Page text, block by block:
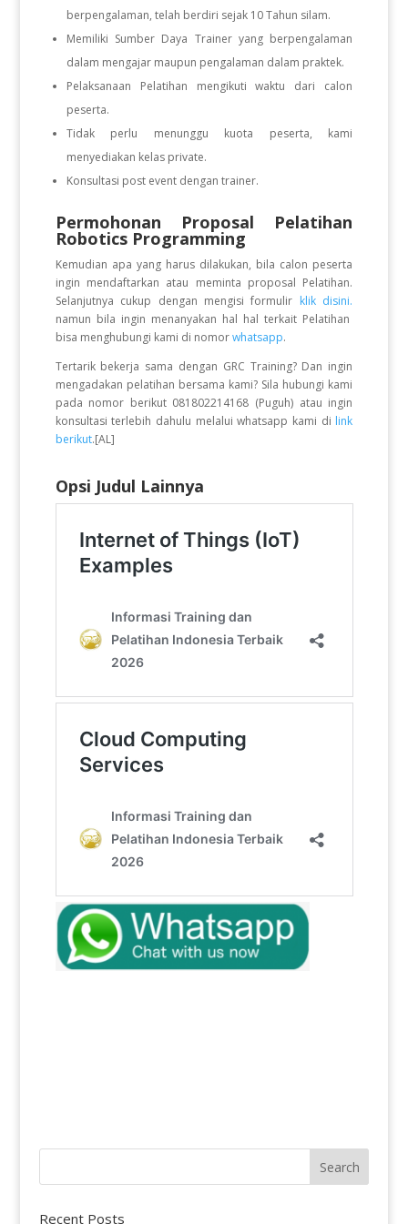
berpengalaman, telah berdiri sejak 10 Tahun silam.
Memiliki Sumber Daya Trainer yang berpengalaman
dalam mengajar maupun pengalaman dalam praktek.
Pelaksanaan Pelatihan mengikuti waktu dari calon
peserta.
Tidak perlu menunggu kuota peserta, kami
menyediakan kelas private.
Konsultasi post event dengan trainer.
Permohonan Proposal Pelatihan
Robotics Programming
Kemudian apa yang harus dilakukan, bila calon peserta
ingin mendaftarkan atau meminta proposal Pelatihan.
Selanjutnya cukup dengan mengisi formulir klik disini.
namun bila ingin menanyakan hal hal terkait Pelatihan
bisa menghubungi kami di nomorwhatsapp.
Tertarik bekerja sama dengan GRC Training? Dan ingin
mengadakan pelatihan bersama kami? Sila hubungi kami
pada nomor berikut 081802214168 (Puguh) atau ingin
konsultasi terlebih dahulu melalui whatsapp kami di link
berikut.[AL]
Opsi Judul Lainnya
Recent Posts